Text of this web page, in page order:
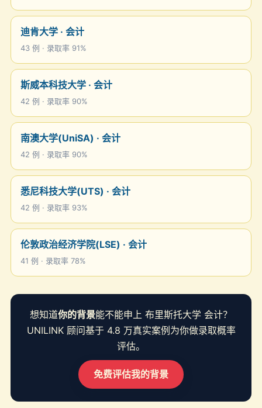
迪肯大学 · 会计
43 例 · 录取率 91%
斯威本科技大学 · 会计
42 例 · 录取率 90%
南澳大学(UniSA) · 会计
42 例 · 录取率 90%
悉尼科技大学(UTS) · 会计
42 例 · 录取率 93%
伦敦政治经济学院(LSE) · 会计
41 例 · 录取率 78%
想知道你的背景能不能申上 布里斯托大学 会计？
UNILINK 顾问基于 4.8 万真实案例为你做录取概率
评估。
免费评估我的背景